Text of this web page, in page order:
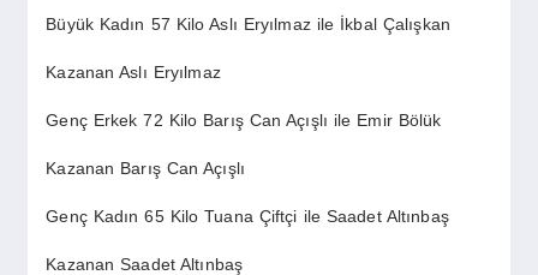
Büyük Kadın 57 Kilo Aslı Eryılmaz ile İkbal Çalışkan
Kazanan Aslı Eryılmaz
Genç Erkek 72 Kilo Barış Can Açışlı ile Emir Bölük
Kazanan Barış Can Açışlı
Genç Kadın 65 Kilo Tuana Çiftçi ile Saadet Altınbaş
Kazanan Saadet Altınbaş